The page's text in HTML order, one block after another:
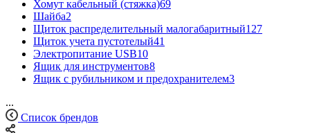
Хомут кабельный (стяжка)69
Шайба2
Щиток распределительный малогабаритный127
Щиток учета пустотелый41
Электропитание USB10
Ящик для инструментов8
Ящик с рубильником и предохранителем3
...
Список брендов